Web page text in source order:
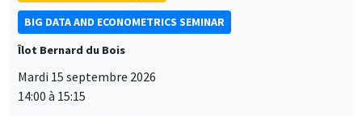
BIG DATA AND ECONOMETRICS SEMINAR
Îlot Bernard du Bois
Mardi 15 septembre 2026
14:00 à 15:15